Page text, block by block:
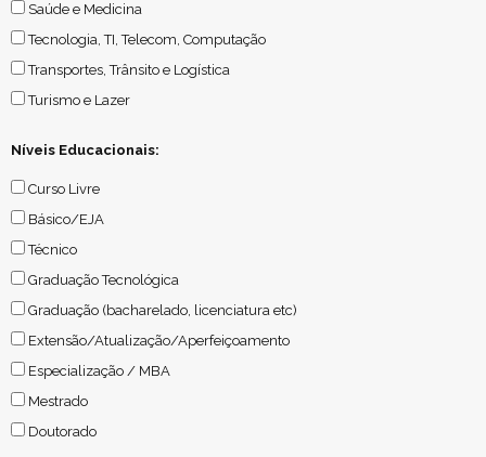
Saúde e Medicina
Tecnologia, TI, Telecom, Computação
Transportes, Trânsito e Logística
Turismo e Lazer
Níveis Educacionais:
Curso Livre
Básico/EJA
Técnico
Graduação Tecnológica
Graduação (bacharelado, licenciatura etc)
Extensão/Atualização/Aperfeiçoamento
Especialização / MBA
Mestrado
Doutorado